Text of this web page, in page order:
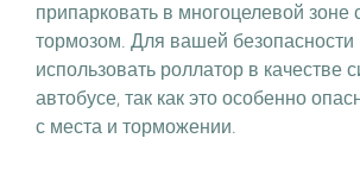
припарковать в многоцелевой зоне
тормозом. Для вашей безопасности
использовать роллатор в качестве
автобусе, так как это особенно
с места и торможении.